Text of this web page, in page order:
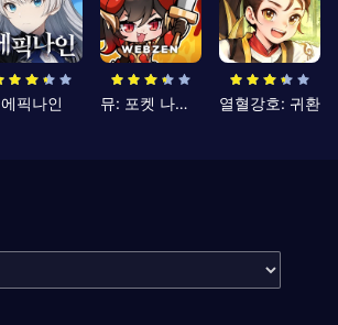
에픽나인 뮤: 포켓 나이츠 열혈강호: 귀환